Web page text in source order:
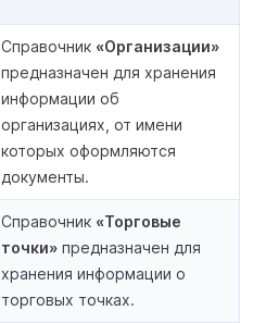
Справочник «Организации»
предназначен для хранения
информации об
организациях, от имени
которых оформляются
документы.
Справочник «Торговые
точки» предназначен для
хранения информации о
торговых точках.